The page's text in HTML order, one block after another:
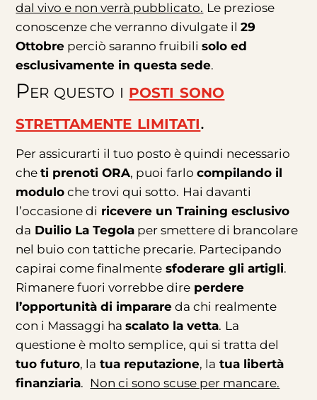
dal vivo e non verrà pubblicato. Le preziose
conoscenze che verranno divulgate il29
Ottobre perciò saranno fruibilisolo ed
esclusivamente in questa sede.
Per questo i posti sono
strettamente limitati.
Per assicurarti il tuo posto è quindi necessario
cheti prenoti ORA, puoi farlocompilando il
modulo che trovi qui sotto. Hai davanti
l’occasione di ricevere un Training esclusivo
da Duilio La Tegola per smettere di brancolare
nel buio con tattiche precarie. Partecipando
capirai come finalmente sfoderare gli artigli.
Rimanere fuori vorrebbe dire perdere
l’opportunità di imparare da chi realmente
con i Massaggi hascalato la vetta. La
questione è molto semplice, qui si tratta del
tuo futuro, la tua reputazione, la tua libertà
finanziaria. Non ci sono scuse per mancare.